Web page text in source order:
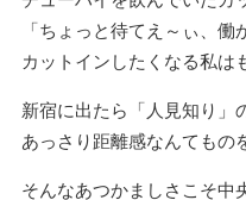
「ちょっと待てえ～ぃ、
カットインしたくなる私は
新宿に出たら「人見知り」
あっさり距離感なんてもの
そんなあつかましさこそ中